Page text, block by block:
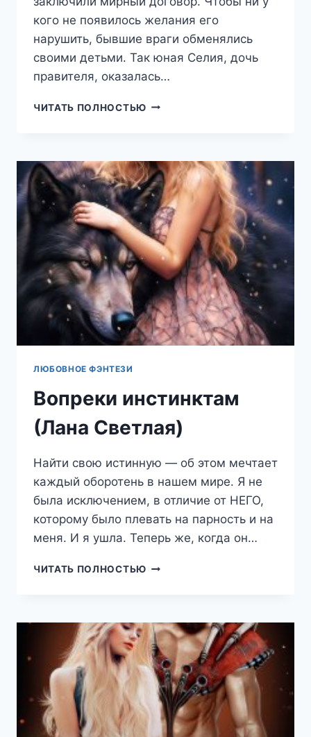
кого не появилось желания его
нарушить, бывшие враги обменялись
своими детьми. Так юная Селия, дочь
правителя, оказалась…
ЧИТАТЬ ПОЛНОСТЬЮ ПОЦЕЛУЙ
ЛЮБОВНОЕ ФЭНТЕЗИ
Вопреки инстинктам
(Лана Светлая)
Найти свою истинную — об этом мечтает
каждый оборотень в нашем мире. Я не
была исключением, в отличие от НЕГО,
которому было плевать на парность и на
меня. И я ушла. Теперь же, когда он…
ЧИТАТЬ ПОЛНОСТЬЮ ВОПРЕКИ